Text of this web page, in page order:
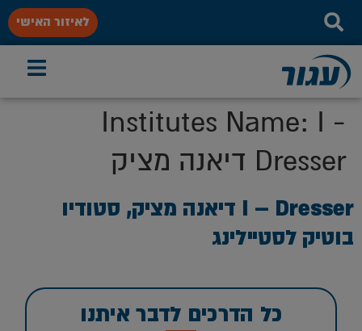
לאיזור האישי
Institutes Name:
I -
Dresser דיאנה מציק
I – Dresser דיאנה מציק, סטודיו
בוטיק לסטיילינג
כל הדרכים לדבר איתנו